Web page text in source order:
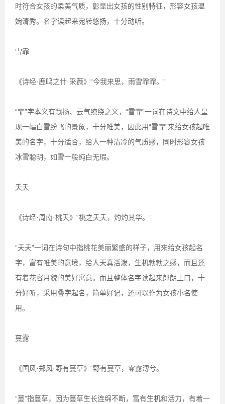
时符合女孩的柔美气质，彰显出女孩的性别特征，形容女孩温
婉清秀。名字读起来宛转悠扬，十分动听。
雪霏
《诗经·鹿鸣之什·采薇》“今我来思，雨雪霏霏。”
“霏”字本义有飘扬、云气缭绕之义，“雪霏”一词在诗文中给人呈
现一幅白雪纷飞的景象，十分唯美，因此用“雪霏”来给女孩起唯
美的名字，十分适合，给人一种清冷的气质感，同时形容女孩
冰雪聪明，如雪一般纯白无瑕。
夭夭
《诗经·周南·桃夭》“桃之夭夭，灼灼其华。”
“夭夭”一词在诗句中指桃花美丽繁盛的样子，用来给女孩起名
字，富有唯美的意境，给人天真活泼，生机勃勃之感，而且还
有着花容月貌的美好寓意。而且整体名字读起来郎朗上口，十
分好听，采用叠字起名，简单好记，还可以作为女孩小名使
用。
蔓露
《国风·郑风·野有蔓草》“野有蔓草，零露漙兮。”
“蔓”指蔓草，因为蔓草生长连绵不断，富有生机和活力，有着一